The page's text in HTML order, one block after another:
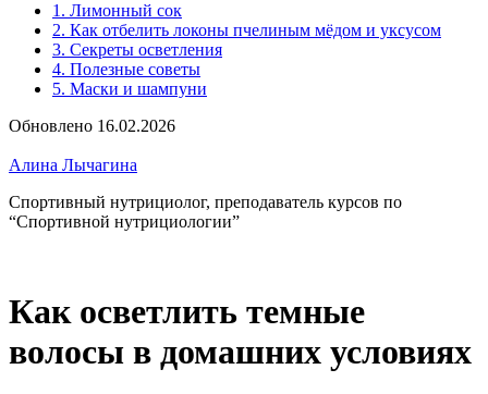
1. Лимонный сок
2. Как отбелить локоны пчелиным мёдом и уксусом
3. Секреты осветления
4. Полезные советы
5. Маски и шампуни
Обновлено 16.02.2026
Алина Лычагина
Спортивный нутрициолог, преподаватель курсов по
“Спортивной нутрициологии”
Как осветлить темные
волосы в домашних условиях